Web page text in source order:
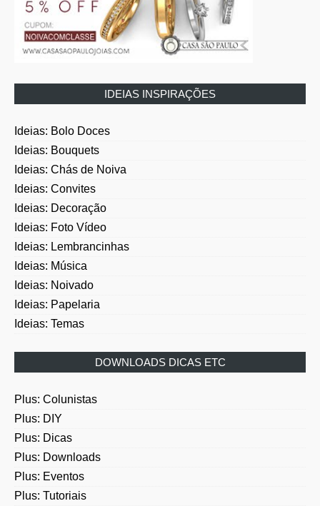
Ideias: Bouquets
Ideias: Chás de Noiva
Ideias: Convites
Ideias: Decoração
Ideias: Foto Vídeo
Ideias: Lembrancinhas
Ideias: Música
Ideias: Noivado
Ideias: Papelaria
Ideias: Temas
Plus: DIY
Plus: Dicas
Plus: Downloads
Plus: Eventos
Plus: Tutoriais